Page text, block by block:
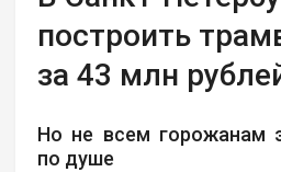
построить
за 43 млн
Но не всем горожанам
по душе